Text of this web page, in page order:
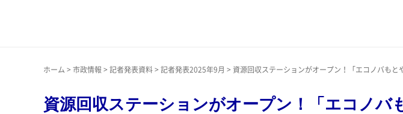
ホーム > 市政情報 > 記者発表資料> 記者発表2025年9月 > 資源回収ステーションがオープン！「エコノバもと
資源回収ステーションがオープン！「エコノ